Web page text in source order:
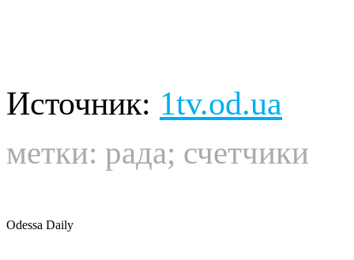
Источник: 1tv.od.ua
метки: рада; счетчики
Odessa Daily